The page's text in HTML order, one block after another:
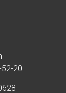
52-20